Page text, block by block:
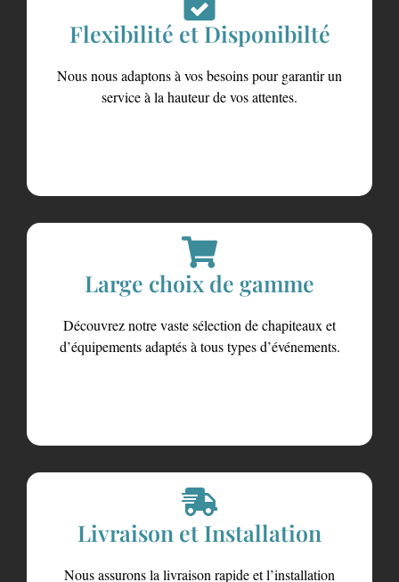
Flexibilité et Disponibilté
Nous nous adaptons à vos besoins pour garantir un
service à la hauteur de vos attentes.
Large choix de gamme
Découvrez notre vaste sélection de chapiteaux et
d’équipements adaptés à tous types d’événements.
Livraison et Installation
Nous assurons la livraison rapide et l’installation